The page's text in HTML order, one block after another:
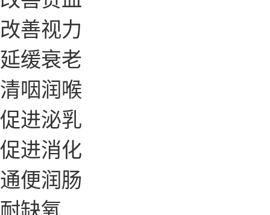
改善视力
延缓衰老
清咽润喉
促进泌乳
促进消化
通便润肠
耐缺氧